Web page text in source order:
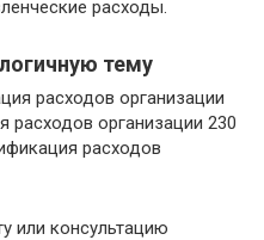
расходы.
тему
расходов организации
расходов организации 230
расходов
или консультацию